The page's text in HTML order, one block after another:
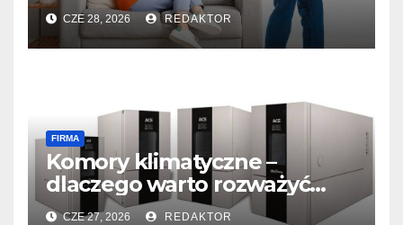
CZE 28, 2026 REDAKTOR
FIRMA
Komory klimatyczne –
dlaczego warto rozważyć
zakup urządzenia
CZE 27, 2026 REDAKTOR